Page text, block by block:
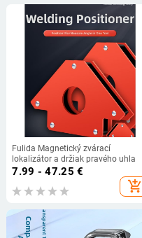
Fulida Magnetický zvárací
lokalizátor a držiak pravého uhla
7.99 - 47.25 €
add_shopping_cart